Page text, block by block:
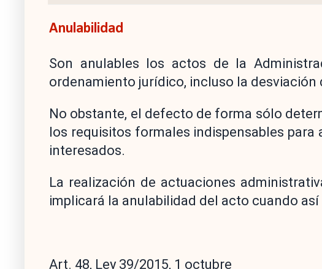
Anulabilidad
Son anulables los actos de la
ordenamiento jurídico, incluso la desviación
No obstante, el defecto de forma sólo
los requisitos formales indispensables
interesados.
La realización de actuaciones
implicará la anulabilidad del acto cuando
Art. 48, Ley 39/2015, 1 octubre